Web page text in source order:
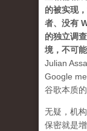
的被实现
者、没有
的独立调
境，不可
Julian
Google
谷歌本质的
无疑，机
保密就是